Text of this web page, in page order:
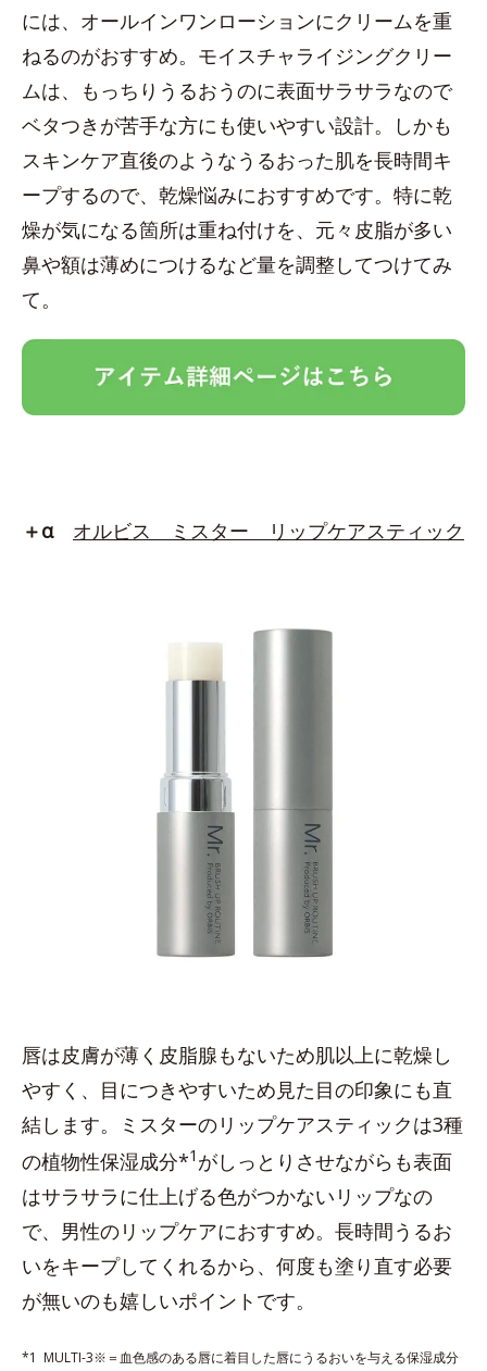
には、オールインワンローションにクリームを重
ねるのがおすすめ。モイスチャライジングクリー
ムは、もっちりうるおうのに表面サラサラなので
ベタつきが苦手な方にも使いやすい設計。しかも
スキンケア直後のようなうるおった肌を長時間キ
ープするので、乾燥悩みにおすすめです。特に乾
燥が気になる箇所は重ね付けを、元々皮脂が多い
鼻や額は薄めにつけるなど量を調整してつけてみ
て。
＋α オルビス ミスター リップケアスティック
唇は皮膚が薄く皮脂腺もないため肌以上に乾燥し
やすく、目につきやすいため見た目の印象にも直
結します。ミスターのリップケアスティックは3種
の植物性保湿成分*1 がしっとりさせながらも表面
はサラサラに仕上げる色がつかないリップなの
で、男性のリップケアにおすすめ。長時間うるお
いをキープしてくれるから、何度も塗り直す必要
が無いのも嬉しいポイントです。
*1 MULTI-3※＝血色感のある唇に着目した唇にうるおいを与える保湿成分